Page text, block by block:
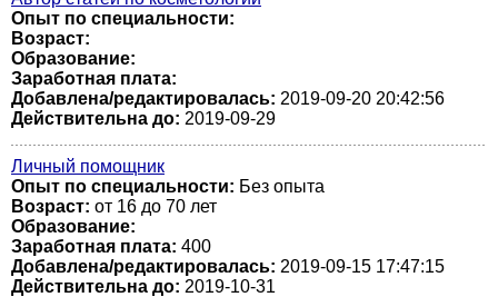
Опыт по специальности:
Возраст:
Образование:
Заработная плата:
Добавлена/редактировалась: 2019-09-20 20:42:56
Действительна до: 2019-09-29
Личный помощник
Опыт по специальности: Без опыта
Возраст: от 16 до 70 лет
Образование:
Заработная плата: 400
Добавлена/редактировалась: 2019-09-15 17:47:15
Действительна до: 2019-10-31